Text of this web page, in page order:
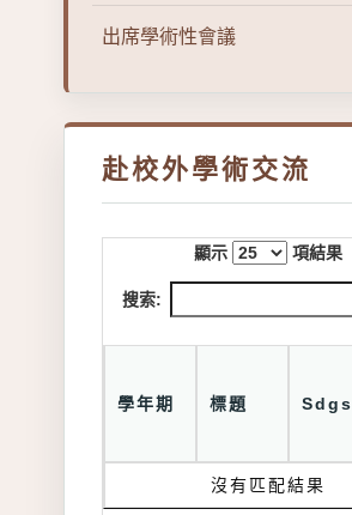
出席學術性會議
赴校外學術交流
顯示 項結果
搜索:
學年期 標題 Sdgs
沒有匹配結果